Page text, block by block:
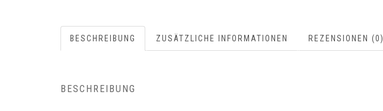
BESCHREIBUNG ZUSÄTZLICHE INFORMATIONEN REZENSIONEN (0)
BESCHREIBUNG